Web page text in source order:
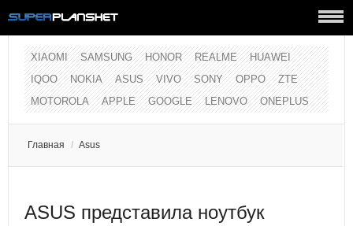
XIAOMI SAMSUNG HONOR REALME
HUAWEI
IQOO
NOKIA ASUS VIVO SONY OPPO
ZTE
MOTOROLA
APPLE GOOGLE LENOVO ONEPLUS
Главная / Asus
ASUS представила ноутбук